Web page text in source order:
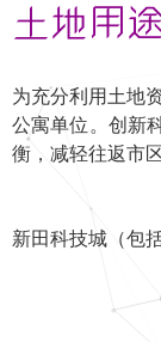
土地用
为充分利用土地
公寓单位。创新
衡，减轻往返市
新田科技城（包